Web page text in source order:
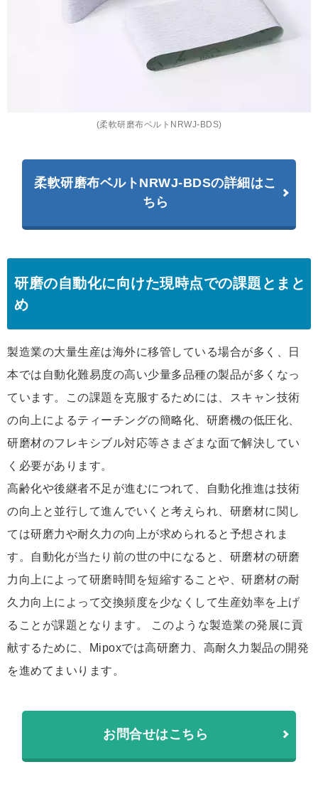
(柔軟研磨布ベルトNRWJ-BDS)
柔軟研磨布ベルトNRWJ-BDSの詳細はこ
ちら
研磨の自動化に向けた現時点での課題とまと
め
製造業の大量生産は海外に移管している場合が多く、日
本では自動化難易度の高い少量多品種の製品が多くなっ
ています。この課題を克服するためには、スキャン技術
の向上によるティーチングの簡略化、研磨機の低圧化、
研磨材のフレキシブル対応等さまざまな面で解決してい
く必要があります。
高齢化や後継者不足が進むにつれて、自動化推進は技術
の向上と並行して進んでいくと考えられ、研磨材に関し
ては研磨力や耐久力の向上が求められると予想されま
す。自動化が当たり前の世の中になると、研磨材の研磨
力向上によって研磨時間を短縮することや、研磨材の耐
久力向上によって交換頻度を少なくして生産効率を上げ
ることが課題となります。 このような製造業の発展に貢
献するために、Mipoxでは高研磨力、高耐久力製品の開発
を進めてまいります。
お問合せはこちら